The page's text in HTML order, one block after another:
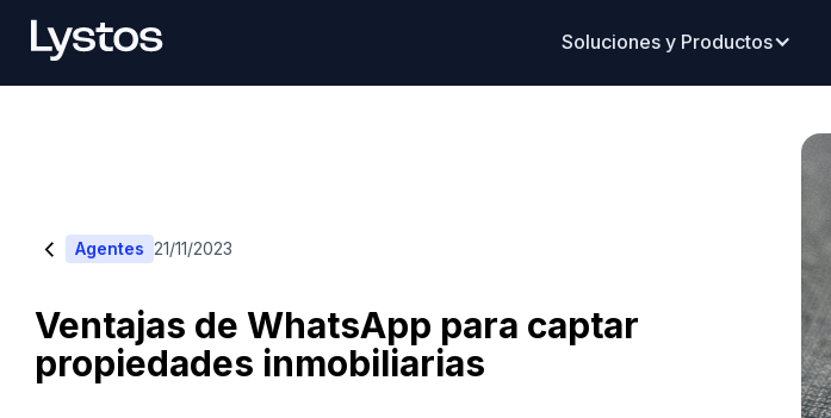
Soluciones y Productos
< Agentes 21/11/2023
Ventajas de WhatsApp para captar
propiedades inmobiliarias